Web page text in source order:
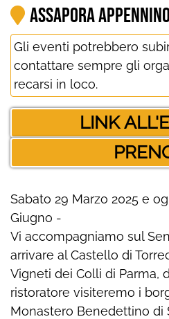
Assapora
Gli eventi potrebbero
contattare sempre gli
recarsi in loco.
LINK
Sabato 29 Marzo 2025 e
Giugno -
Vi accompagniamo sul
arrivare al Castello di
Vigneti dei Colli di Parma,
ristoratore visiteremo i
Monastero Benedettino di